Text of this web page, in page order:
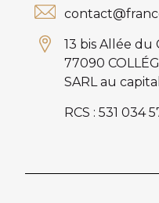
13 bis Allée du
77090
SARL au
RCS : 531 034